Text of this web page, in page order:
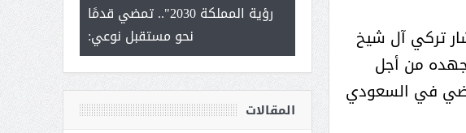
تركي آل شيخ
جهده من أجل
في السعودي
الشيخ
يحصل على
رؤية المملكة 2030".. تمضي قدمًا
نحو مستقبل نوعي:
الجغرافية للتمور ورشة
عمل ينظمها موسم عنيزة
المقالات